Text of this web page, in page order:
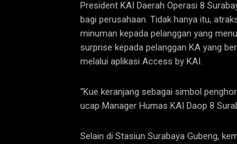
President KAI Daerah Operasi 8
bagi perusahaan. Tidak hanya itu,
minuman kepada pelanggan yang
surprise kepada pelanggan KA yang
melalui aplikasi Access by KAI.
“Kue keranjang sebagai simbol
ucap Manager Humas KAI Daop 8
Selain di Stasiun Surabaya Gubeng,